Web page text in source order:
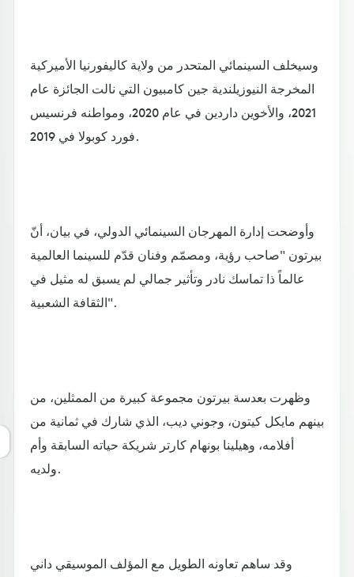
وسيخلف السينمائي المتحدر من ولاية كاليفورنيا الأميركية
المخرجة النيوزيلندية جين كامبيون التي نالت الجائزة عام
2021، والأخوين داردين في عام 2020، ومواطنه فرنسيس
فورد كوبولا في 2019.
وأوضحت إدارة المهرجان السينمائي الدولي، في بيان، أنّ
بيرتون "صاحب رؤية، ومصمّم وفنان قدّم للسينما العالمية
عالماً ذا تماسك نادر وتأثير جمالي لم يسبق له مثيل في
الثقافة الشعبية".
وظهرت بعدسة بيرتون مجموعة كبيرة من الممثلين، من
بينهم مايكل كيتون، وجوني ديب، الذي شارك في ثمانية من
أفلامه، وهيلينا بونهام كارتر شريكة حياته السابقة وأم
ولديه.
وقد ساهم تعاونه الطويل مع المؤلف الموسيقي داني